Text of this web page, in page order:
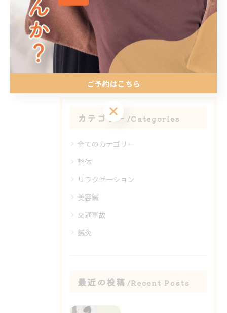
関連タグ
#肩こり
カテゴリー Categories
全てのカテゴリー
整体
リラクゼーション
美容鍼
交通事故
鍼灸
最近の投稿 Recent Posts
ご予約はこちら
ご予約はこちら